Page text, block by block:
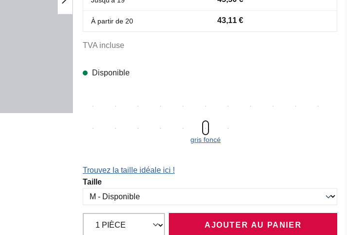
À partir de 20 43,11 €
TVA incluse
Disponible
gris foncé
Trouvez la taille idéale ici !
Sélectionnez
Taille
AJOUTER AU PANIER